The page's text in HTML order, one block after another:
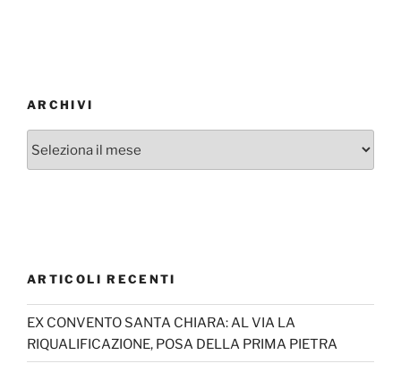
ARCHIVI
ARTICOLI RECENTI
EX CONVENTO SANTA CHIARA: AL VIA LA
RIQUALIFICAZIONE, POSA DELLA PRIMA PIETRA